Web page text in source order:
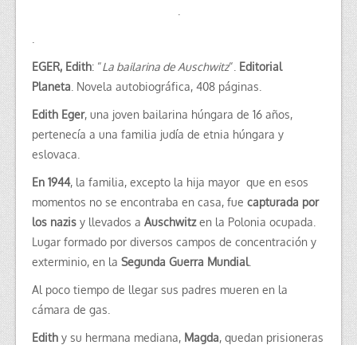
EGER, Edith: “La bailarina de Auschwitz“. Editorial
Planeta . Novela autobiográfica, 408 páginas.
Edith Eger, una joven bailarina húngara de 16 años,
pertenecía a una familia judía de etnia húngara y
eslovaca.
En 1944, la familia, excepto la hija mayor que en esos
momentos no se encontraba en casa, fue capturada por
los nazis y llevados a Auschwitzen la Polonia ocupada.
Lugar formado por diversos campos de concentración y
exterminio, en la Segunda Guerra Mundial.
Al poco tiempo de llegar sus padres mueren en la
cámara de gas.
Edith y su hermana mediana, Magda, quedan prisioneras